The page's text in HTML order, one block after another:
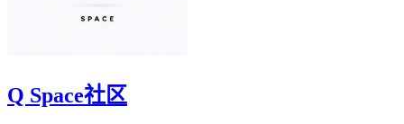
Q Space社区